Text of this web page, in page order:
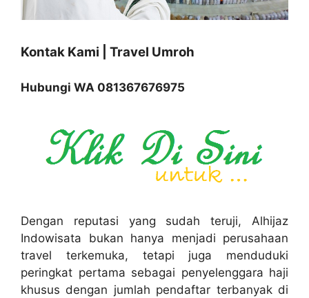
Kontak Kami | Travel Umroh
Hubungi WA 081367676975
Dengan reputasi yang sudah teruji, Alhijaz
Indowisata bukan hanya menjadi perusahaan
travel terkemuka, tetapi juga menduduki
peringkat pertama sebagai penyelenggara haji
khusus dengan jumlah pendaftar terbanyak di